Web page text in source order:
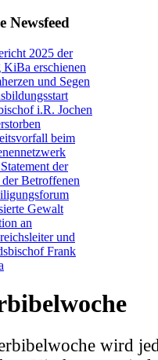
Newsfeed
2025 der
KiBa erschienen
und Segen
i.R. Jochen
beim
der
Betroffenen
Gewalt
an
und
Frank
wird